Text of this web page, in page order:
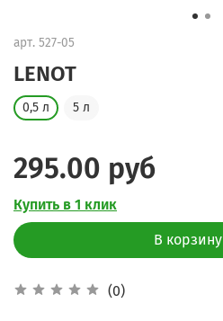
арт. 527-05
LENOT
(0)
0,5 л 5 л
295.00 руб
Купить в 1 клик
В корзину